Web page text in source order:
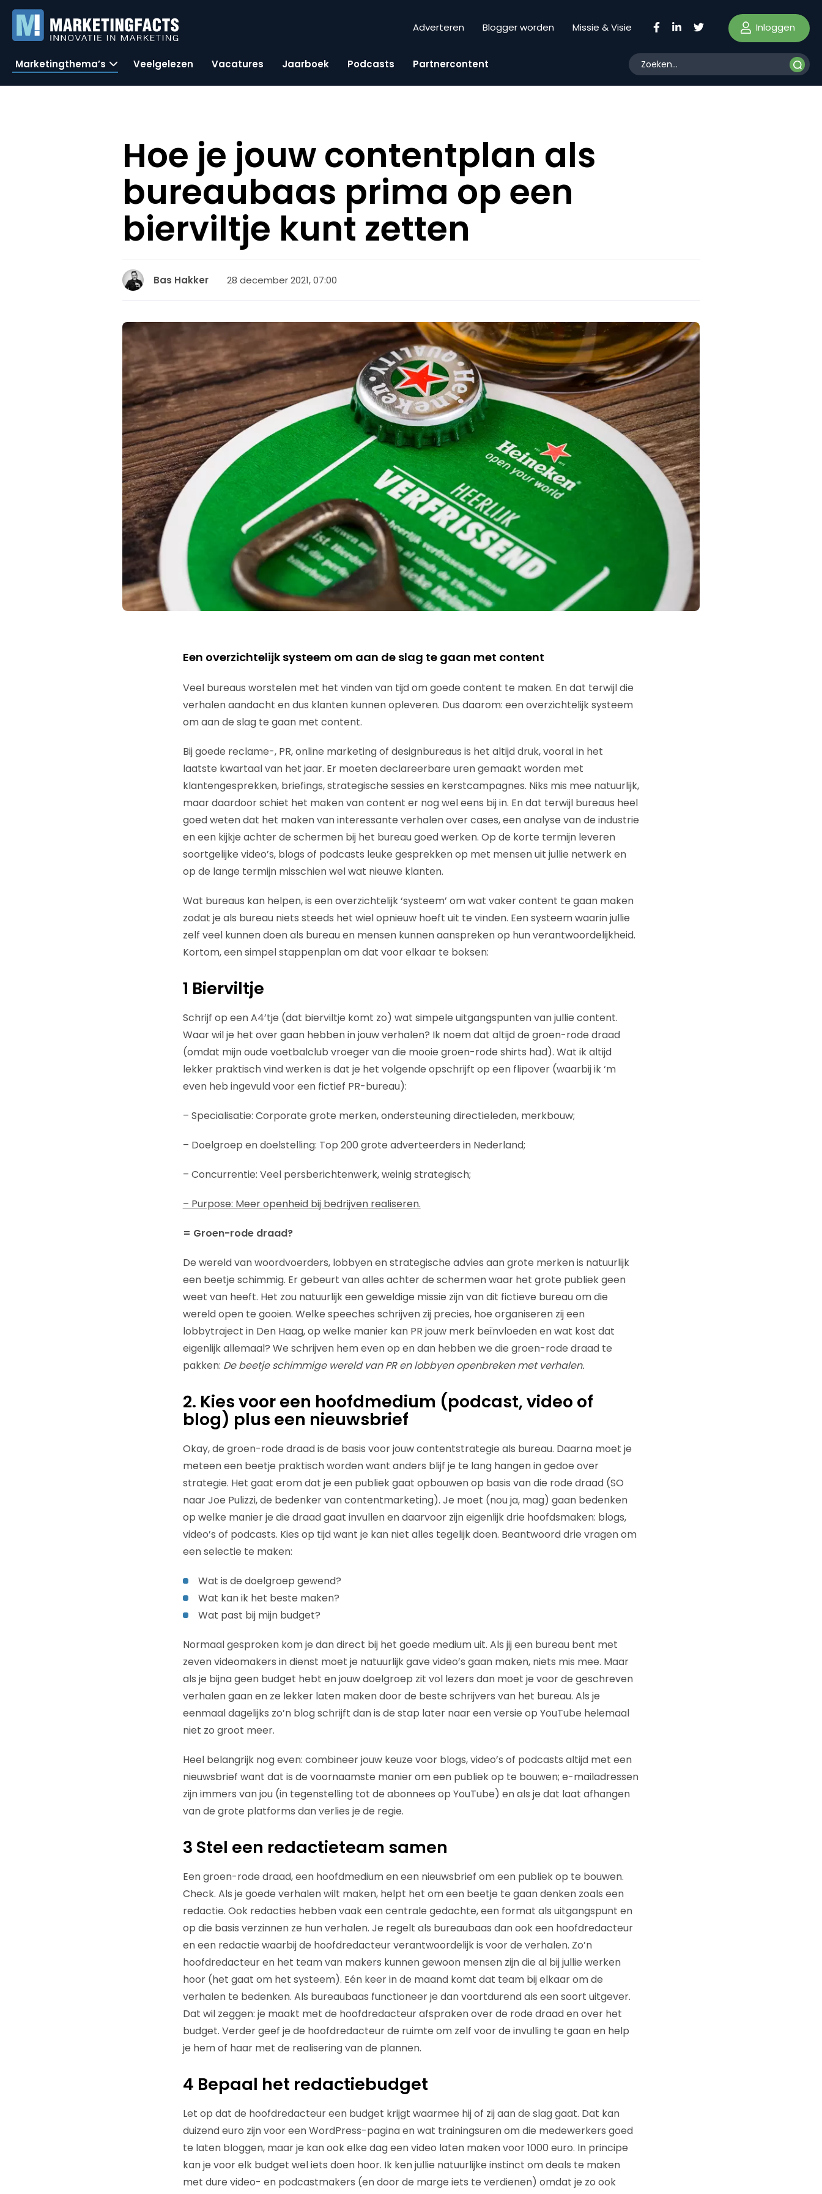
Adverteren Blogger worden Missie & Visie Inloggen
Marketingthema’s Veelgelezen Vacatures Jaarboek Podcasts Partnercontent
Hoe je jouw contentplan als
bureaubaas prima op een
bierviltje kunt zetten
Bas Hakker 28 december 2021, 07:00
Een overzichtelijk systeem om aan de slag te gaan met content
Veel bureaus worstelen met het vinden van tijd om goede content te maken. En dat terwijl die
verhalen aandacht en dus klanten kunnen opleveren. Dus daarom: een overzichtelijk systeem
om aan de slag te gaan met content.
Bij goede reclame-, PR, online marketing of designbureaus is het altijd druk, vooral in het
laatste kwartaal van het jaar. Er moeten declareerbare uren gemaakt worden met
klantengesprekken, briefings, strategische sessies en kerstcampagnes. Niks mis mee natuurlijk,
maar daardoor schiet het maken van content er nog wel eens bij in. En dat terwijl bureaus heel
goed weten dat het maken van interessante verhalen over cases, een analyse van de industrie
en een kijkje achter de schermen bij het bureau goed werken. Op de korte termijn leveren
soortgelijke video’s, blogs of podcasts leuke gesprekken op met mensen uit jullie netwerk en
op de lange termijn misschien wel wat nieuwe klanten.
Wat bureaus kan helpen, is een overzichtelijk ‘systeem’ om wat vaker content te gaan maken
zodat je als bureau niets steeds het wiel opnieuw hoeft uit te vinden. Een systeem waarin jullie
zelf veel kunnen doen als bureau en mensen kunnen aanspreken op hun verantwoordelijkheid.
Kortom, een simpel stappenplan om dat voor elkaar te boksen:
1 Bierviltje
Schrijf op een A4’tje (dat bierviltje komt zo) wat simpele uitgangspunten van jullie content.
Waar wil je het over gaan hebben in jouw verhalen? Ik noem dat altijd de groen-rode draad
(omdat mijn oude voetbalclub vroeger van die mooie groen-rode shirts had). Wat ik altijd
lekker praktisch vind werken is dat je het volgende opschrijft op een flipover (waarbij ik ‘m
even heb ingevuld voor een fictief PR-bureau):
– Specialisatie: Corporate grote merken, ondersteuning directieleden, merkbouw;
– Doelgroep en doelstelling: Top 200 grote adverteerders in Nederland;
– Concurrentie: Veel persberichtenwerk, weinig strategisch;
– Purpose: Meer openheid bij bedrijven realiseren.
= Groen-rode draad?
De wereld van woordvoerders, lobbyen en strategische advies aan grote merken is natuurlijk
een beetje schimmig. Er gebeurt van alles achter de schermen waar het grote publiek geen
weet van heeft. Het zou natuurlijk een geweldige missie zijn van dit fictieve bureau om die
wereld open te gooien. Welke speeches schrijven zij precies, hoe organiseren zij een
lobbytraject in Den Haag, op welke manier kan PR jouw merk beïnvloeden en wat kost dat
eigenlijk allemaal? We schrijven hem even op en dan hebben we die groen-rode draad te
pakken: De beetje schimmige wereld van PR en lobbyen openbreken met verhalen.
2. Kies voor een hoofdmedium (podcast, video of
blog) plus een nieuwsbrief
Okay, de groen-rode draad is de basis voor jouw contentstrategie als bureau. Daarna moet je
meteen een beetje praktisch worden want anders blijf je te lang hangen in gedoe over
strategie. Het gaat erom dat je een publiek gaat opbouwen op basis van die rode draad (SO
naar Joe Pulizzi, de bedenker van contentmarketing). Je moet (nou ja, mag) gaan bedenken
op welke manier je die draad gaat invullen en daarvoor zijn eigenlijk drie hoofdsmaken: blogs,
video’s of podcasts. Kies op tijd want je kan niet alles tegelijk doen. Beantwoord drie vragen om
een selectie te maken:
Wat is de doelgroep gewend?
Wat kan ik het beste maken?
Wat past bij mijn budget?
Normaal gesproken kom je dan direct bij het goede medium uit. Als jij een bureau bent met
zeven videomakers in dienst moet je natuurlijk gave video’s gaan maken, niets mis mee. Maar
als je bijna geen budget hebt en jouw doelgroep zit vol lezers dan moet je voor de geschreven
verhalen gaan en ze lekker laten maken door de beste schrijvers van het bureau. Als je
eenmaal dagelijks zo’n blog schrijft dan is de stap later naar een versie op YouTube helemaal
niet zo groot meer.
Heel belangrijk nog even: combineer jouw keuze voor blogs, video’s of podcasts altijd met een
nieuwsbrief want dat is de voornaamste manier om een publiek op te bouwen; e-mailadressen
zijn immers van jou (in tegenstelling tot de abonnees op YouTube) en als je dat laat afhangen
van de grote platforms dan verlies je de regie.
3 Stel een redactieteam samen
Een groen-rode draad, een hoofdmedium en een nieuwsbrief om een publiek op te bouwen.
Check. Als je goede verhalen wilt maken, helpt het om een beetje te gaan denken zoals een
redactie. Ook redacties hebben vaak een centrale gedachte, een format als uitgangspunt en
op die basis verzinnen ze hun verhalen. Je regelt als bureaubaas dan ook een hoofdredacteur
en een redactie waarbij de hoofdredacteur verantwoordelijk is voor de verhalen. Zo’n
hoofdredacteur en het team van makers kunnen gewoon mensen zijn die al bij jullie werken
hoor (het gaat om het systeem). Eén keer in de maand komt dat team bij elkaar om de
verhalen te bedenken. Als bureaubaas functioneer je dan voortdurend als een soort uitgever.
Dat wil zeggen: je maakt met de hoofdredacteur afspraken over de rode draad en over het
budget. Verder geef je de hoofdredacteur de ruimte om zelf voor de invulling te gaan en help
je hem of haar met de realisering van de plannen.
4 Bepaal het redactiebudget
Let op dat de hoofdredacteur een budget krijgt waarmee hij of zij aan de slag gaat. Dat kan
duizend euro zijn voor een WordPress-pagina en wat trainingsuren om die medewerkers goed
te laten bloggen, maar je kan ook elke dag een video laten maken voor 1000 euro. In principe
kan je voor elk budget wel iets doen hoor. Ik ken jullie natuurlijke instinct om deals te maken
met dure video- en podcastmakers (en door de marge iets te verdienen) omdat je zo ook